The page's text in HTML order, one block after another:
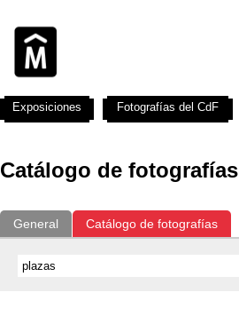
Catálogo de fotografías
General Catálogo de fotografías
Exposiciones Fotografías del CdF